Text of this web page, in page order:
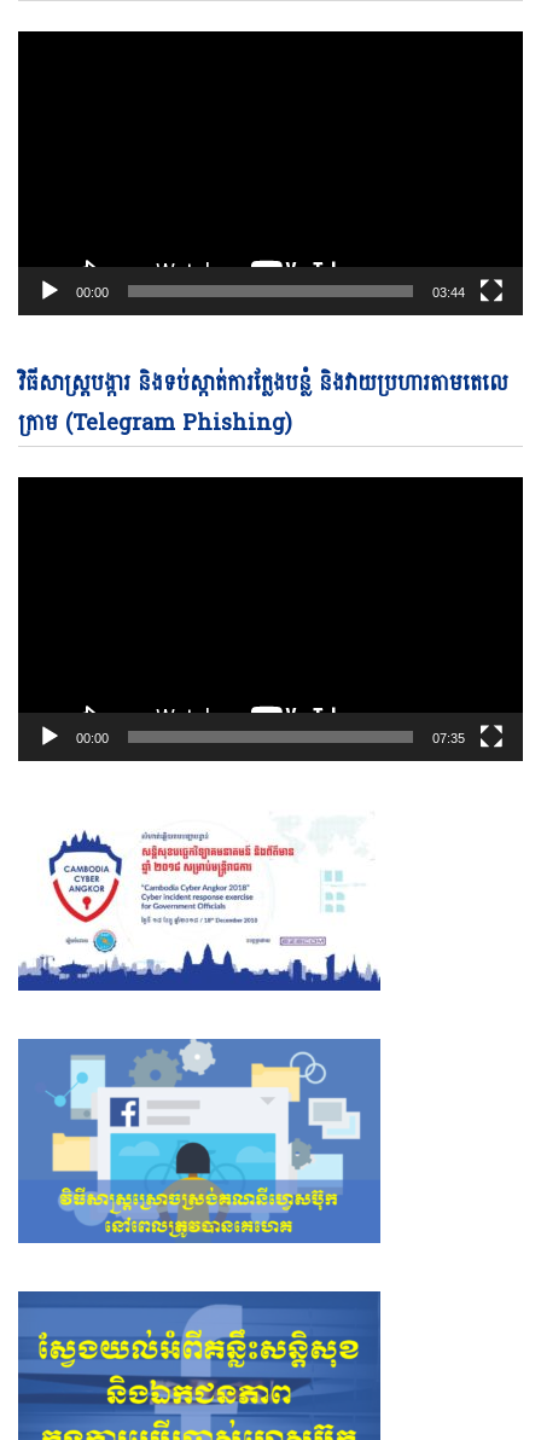
00:00 03:44
វិធីសាស្ត្របង្ការ និងទប់ស្កាត់ការក្លែងបន្លំ និងវាយប្រហារតាមតេលេ
ក្រាម (Telegram Phishing)
00:00 07:35